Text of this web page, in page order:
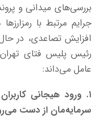
بررسی‌های میدانی و
جرایم مرتبط با
افزایش تصاعدی، در
رئیس پلیس فتای
عامل می‌داند:
۱. ورود هیجانی
سرمایه‌مان از دست